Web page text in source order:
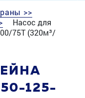
>>
Насос для
75T (320м³/
125-